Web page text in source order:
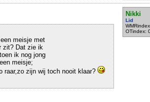
Nikki
Lid
OTindex:
meisje met
zit? Dat zie ik
ik nog jong
meisje;
raar,zo zijn wij toch nooit klaar?